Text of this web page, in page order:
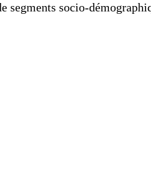
segments socio-